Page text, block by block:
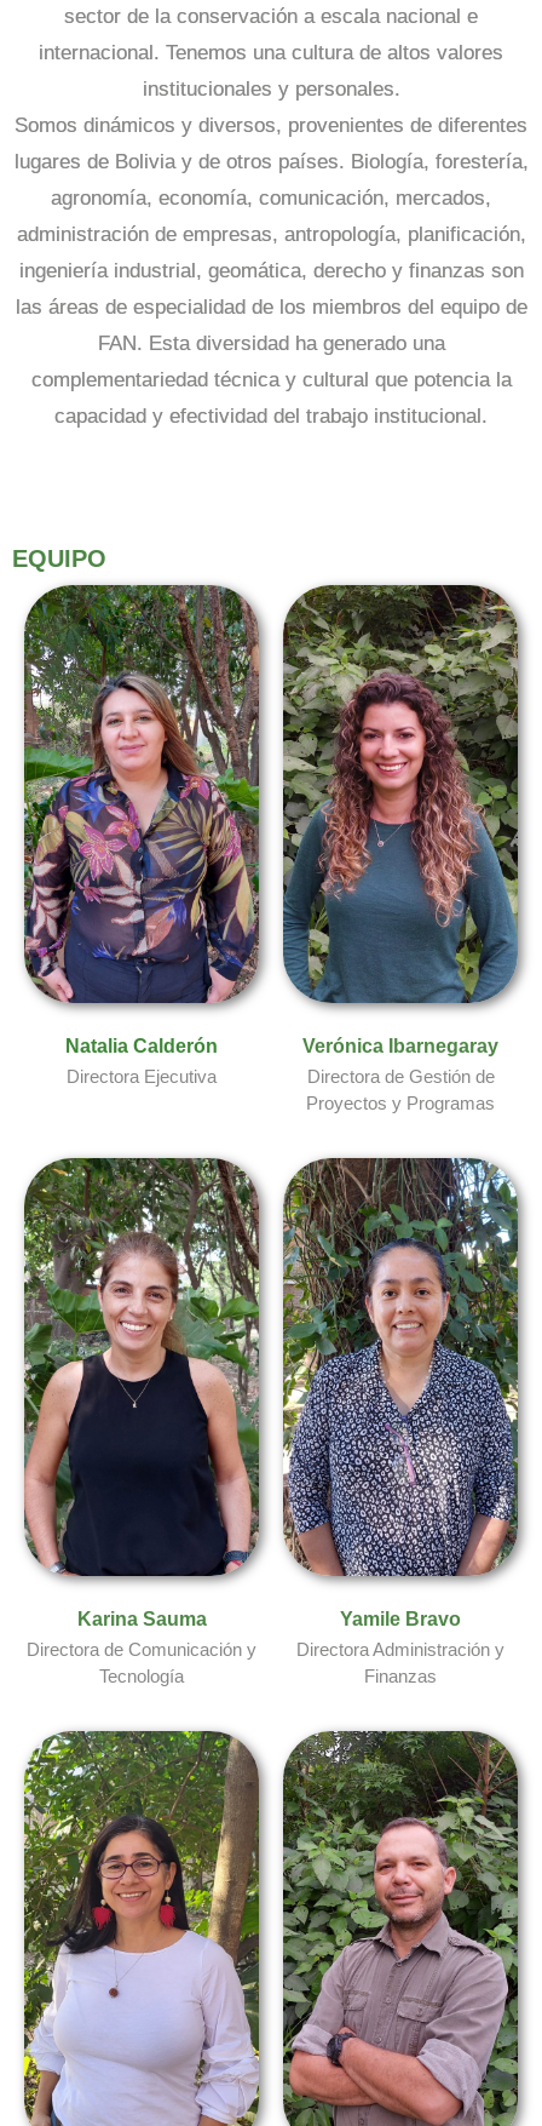
sector de la conservación a escala nacional e
internacional. Tenemos una cultura de altos valores
institucionales y personales.
Somos dinámicos y diversos, provenientes de diferentes
lugares de Bolivia y de otros países. Biología, forestería,
agronomía, economía, comunicación, mercados,
administración de empresas, antropología, planificación,
ingeniería industrial, geomática, derecho y finanzas son
las áreas de especialidad de los miembros del equipo de
FAN. Esta diversidad ha generado una
complementariedad técnica y cultural que potencia la
capacidad y efectividad del trabajo institucional.
EQUIPO
Natalia Calderón
Directora Ejecutiva
Verónica Ibarnegaray​
Directora de Gestión de
Proyectos y Programas
Karina Sauma
Directora de Comunicación y
Tecnología
Yamile Bravo
Directora Administración y
Finanzas